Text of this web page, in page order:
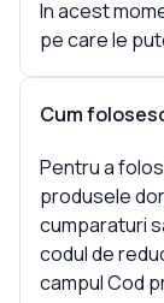
In acest
pe care le
Cum
Pentru a
produsele
cumparaturi
codul de
campul Cod